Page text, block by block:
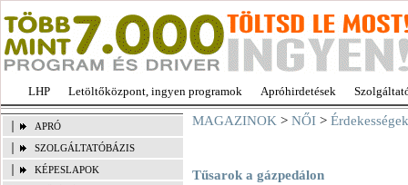
LHP Letöltőközpont, ingyen programok Apróhirdetések
APRÓ
SZOLGÁLTATÓBÁZIS
KÉPESLAPOK
MAGAZINOK > NŐI > Érdekességek
Tűsarok a gázpedálon